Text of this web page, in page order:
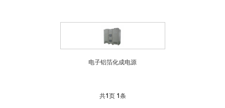
电子铝箔化成电源
共1页 1条